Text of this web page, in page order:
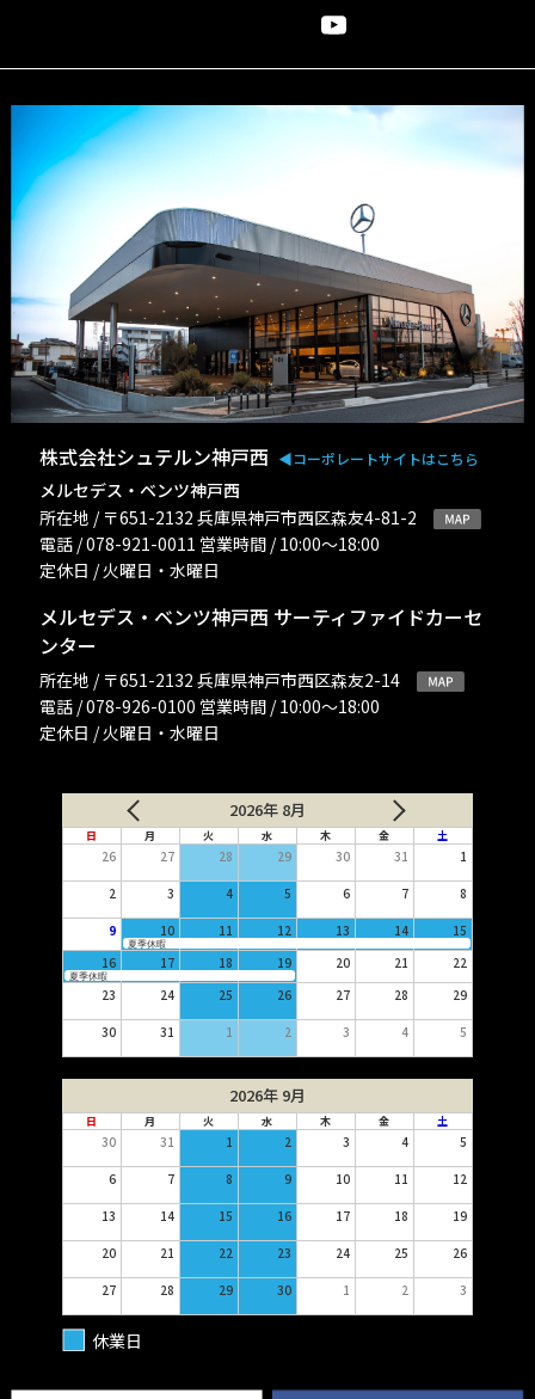
株式会社シュテルン神戸西 ◀︎コーポレートサイトはこちら
メルセデス・ベンツ神戸西
所在地 / 〒651-2132 兵庫県神戸市西区森友4-81-2
電話 / 078-921-0011 営業時間 / 10:00〜18:00
定休日 / 火曜日・水曜日
メルセデス・ベンツ神戸西 サーティファイドカーセ
ンター
所在地 / 〒651-2132 兵庫県神戸市西区森友2-14
電話 / 078-926-0100 営業時間 / 10:00〜18:00
定休日 / 火曜日・水曜日
2026年 8月
日 月 火 水 木 金 土
26 27 28 29 30 31 1
2 3 4 5 6 7 8
9 10 11 12 13 14 15
夏季休暇
16 17 18 19 20 21 22
夏季休暇
23 24 25 26 27 28 29
30 31 1 2 3 4 5
2026年 9月
日 月 火 水 木 金 土
30 31 1 2 3 4 5
6 7 8 9 10 11 12
13 14 15 16 17 18 19
20 21 22 23 24 25 26
27 28 29 30 1 2 3
休業日